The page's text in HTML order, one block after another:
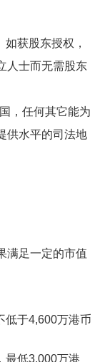
如获股东授权，
人士而无需股东
，任何其它能为
供水平的司法地
满足一定的市值
低于4,600万港币
最低3,000万港